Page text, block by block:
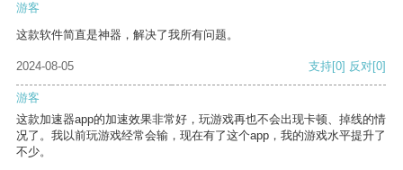
游客
这款软件简直是神器，解决了我所有问题。
2024-08-05 支持[0] 反对[0]
游客
这款加速器app的加速效果非常好，玩游戏再也不会出现卡顿、掉线的情
况了。我以前玩游戏经常会输，现在有了这个app，我的游戏水平提升了
不少。